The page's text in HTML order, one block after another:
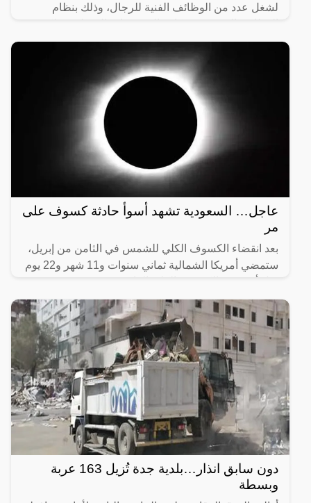
لشغل عدد من الوظائف الفنية للرجال، وذلك بنظام
حددت وزارة
عاجل… السعودية تشهد أسوأ حادثة كسوف على
مر
بعد انقضاء الكسوف الكلي للشمس في الثامن من إبريل،
ستمضي أمريكا الشمالية ثماني سنوات و11 شهر و22 يوم
دون سابق انذار…بلدية جدة تُزيل 163 عربة
وبسطة